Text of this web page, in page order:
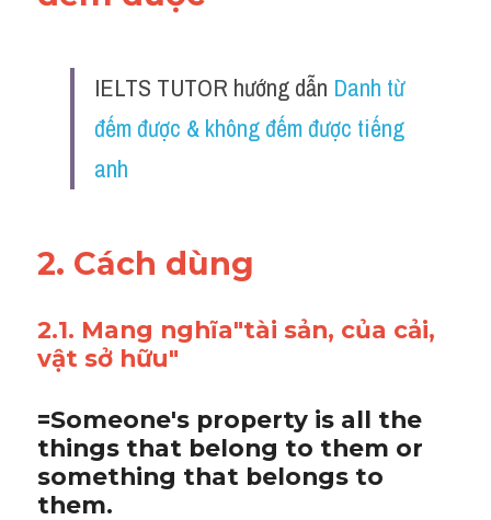
IELTS TUTOR hướng dẫn Danh từ
đếm được & không đếm được tiếng
anh
2. Cách dùng
2.1. Mang nghĩa"tài sản, của cải,
vật sở hữu"
=Someone's property is all the
things that belong to them or
something that belongs to
them.